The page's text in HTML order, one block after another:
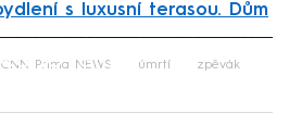
s luxusní terasou. Dům
to fetch
CNN Prima NEWS úmrtí zpěvák